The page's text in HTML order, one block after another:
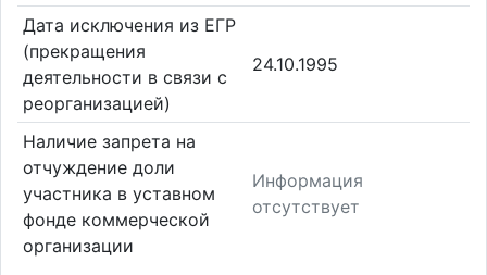
Дата исключения из ЕГР
(прекращения
деятельности в связи с
реорганизацией)
24.10.1995
Наличие запрета на
отчуждение доли
участника в уставном
фонде коммерческой
организации
Информация
отсутствует